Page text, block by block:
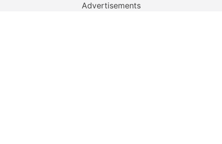
Advertisements